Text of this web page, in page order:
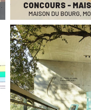
CONCOURS -
MAISON DU BOURG,